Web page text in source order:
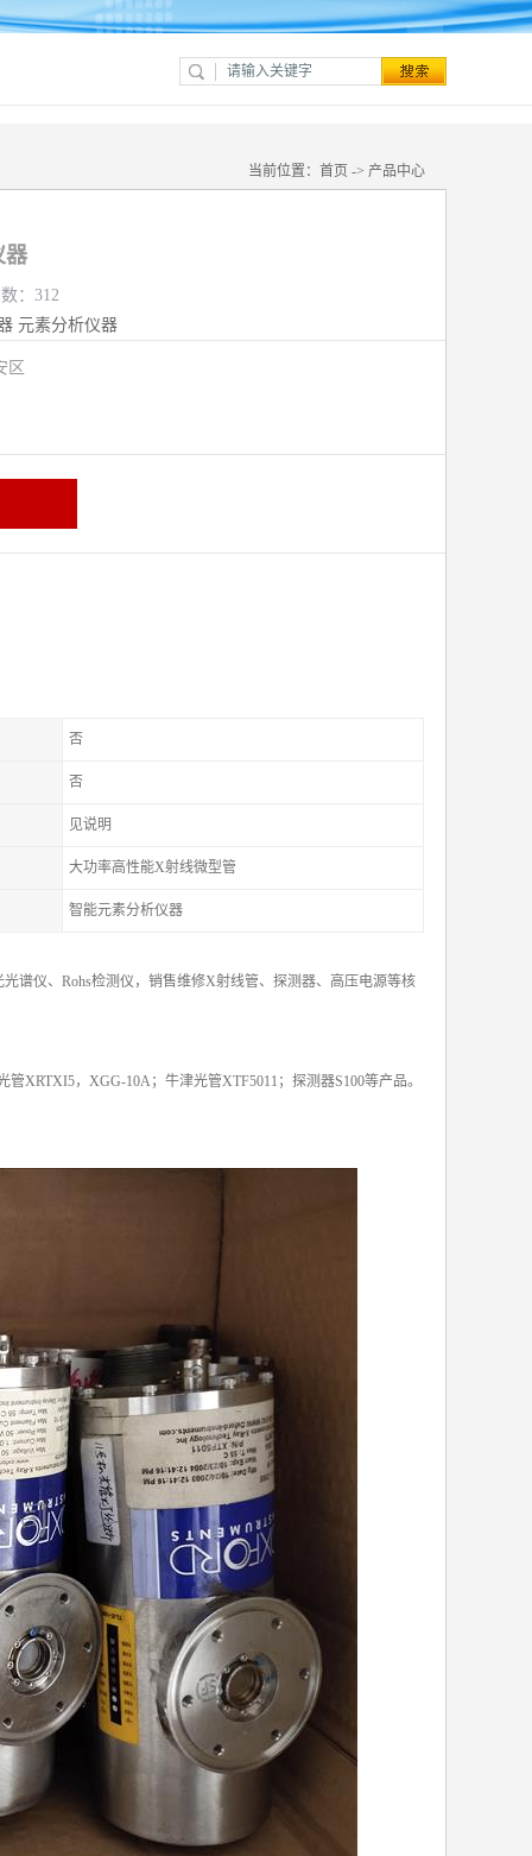
当前位置： 首页 -> 产品中心
器
：312
元素分析仪器
区
否
否
见说明
大功率高性能X射线微型管
智能元素分析仪器
谱仪、Rohs检测仪，销售维修X射线管、探测器、高压电源等核
XRTXI5，XGG-10A；牛津光管XTF5011；探测器S100等产品。